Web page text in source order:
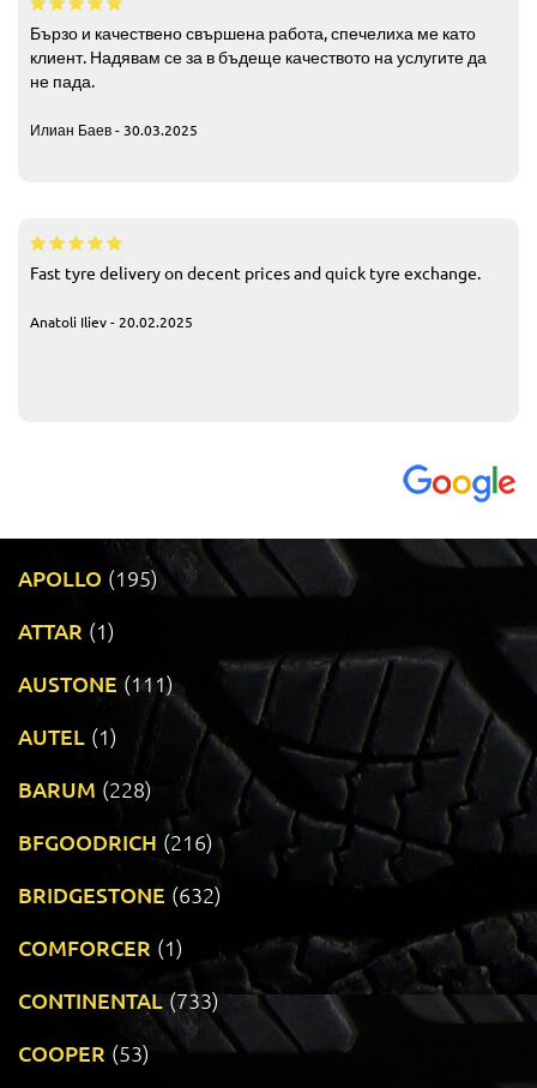
Бързо и качествено свършена работа, спечелиха ме като
клиент. Надявам се за в бъдеще качеството на услугите да
не пада.
Илиан Баев - 30.03.2025
Fast tyre delivery on decent prices and quick tyre exchange.
Anatoli Iliev - 20.02.2025
APOLLO (195)
ATTAR (1)
AUSTONE (111)
AUTEL (1)
BARUM (228)
BFGOODRICH (216)
BRIDGESTONE (632)
COMFORCER (1)
CONTINENTAL (733)
COOPER (53)